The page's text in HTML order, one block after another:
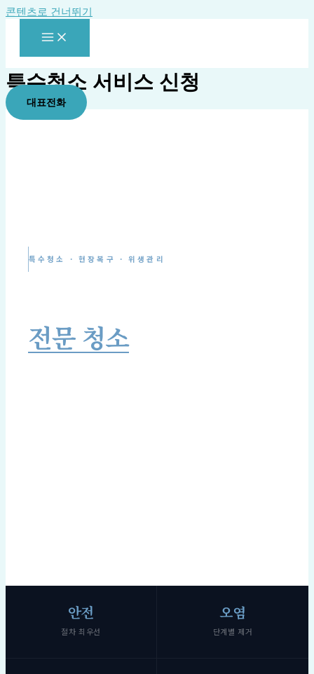
콘텐츠로 건너뛰기
특수청소 서비스 신청
대표전화
특수청소 · 현장복구 · 위생관리
전문 청소서비스
안전
절차 최우선
오염
단계별 제거